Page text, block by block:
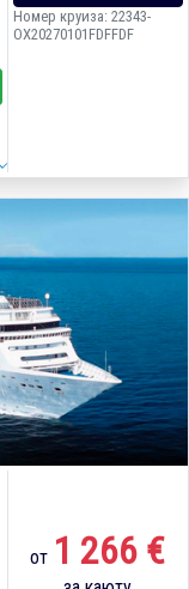
Номер круиза: 22343-
OX20270101FDFFDF
от 1 266 €